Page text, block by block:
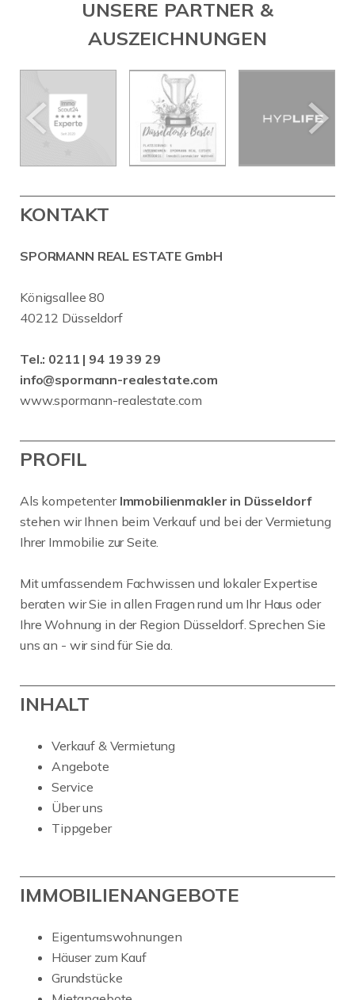
UNSERE PARTNER &
AUSZEICHNUNGEN
KONTAKT
SPORMANN REAL ESTATE GmbH
Königsallee 80
40212 Düsseldorf
Tel.: 0211 | 94 19 39 29
info@spormann-realestate.com
www.spormann-realestate.com
PROFIL
Als kompetenter Immobilienmakler in Düsseldorf
stehen wir Ihnen beim Verkauf und bei der Vermietung
Ihrer Immobilie zur Seite.
Mit umfassendem Fachwissen und lokaler Expertise
beraten wir Sie in allen Fragen rund um Ihr Haus oder
Ihre Wohnung in der Region Düsseldorf. Sprechen Sie
uns an - wir sind für Sie da.
INHALT
Verkauf & Vermietung
Angebote
Service
Über uns
Tippgeber
IMMOBILIENANGEBOTE
Eigentumswohnungen
Häuser zum Kauf
Grundstücke